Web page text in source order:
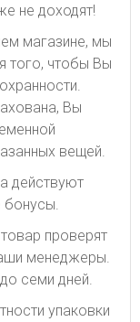
не доходят!
магазине, мы
того, чтобы Вы
Вы
вещей.
действуют
бонусы.
проверят
менеджеры.
семи дней.
упаковки